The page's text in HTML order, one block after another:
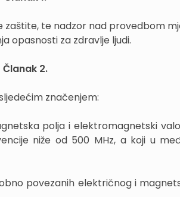
zaštite, te nadzor nad provedbom
opasnosti za zdravlje ljudi.
Članak 2.
značenjem:
polja i elektromagnetski
niže od 500 MHz, a koji u
povezanih električnog i